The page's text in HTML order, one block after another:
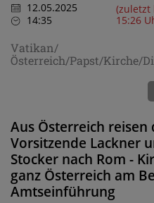
12.05.2025
14:35
(zuletzt
15:26
Vatikan/
Österreich/Papst/Kirche/
Aus Österreich
Vorsitzende Lackner
Stocker nach Rom -
ganz Österreich am
Amtseinführung